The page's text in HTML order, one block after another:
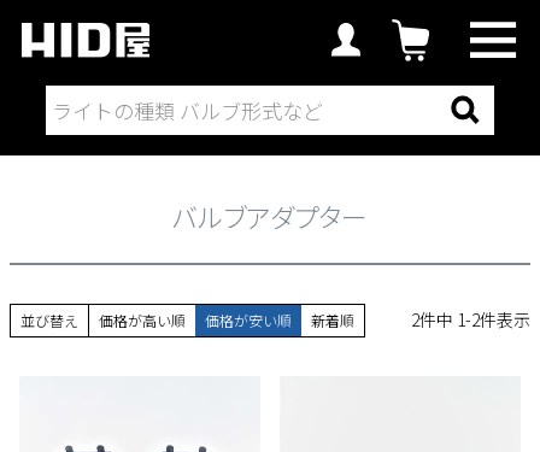
バルブアダプター
並び替え 価格が高い順 価格が安い順 新着順 2件中 1-2件表示